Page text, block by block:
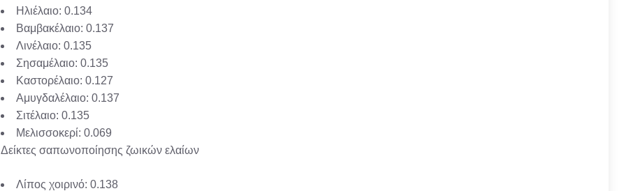
Ηλιέλαιο: 0.134
Βαμβακέλαιο: 0.137
Λινέλαιο: 0.135
Σησαμέλαιο: 0.135
Καστορέλαιο: 0.127
Αμυγδαλέλαιο: 0.137
Σιτέλαιο: 0.135
Μελισσοκερί: 0.069
Δείκτες σαπωνοποίησης ζωικών ελαίων
Λίπος χοιρινό: 0.138